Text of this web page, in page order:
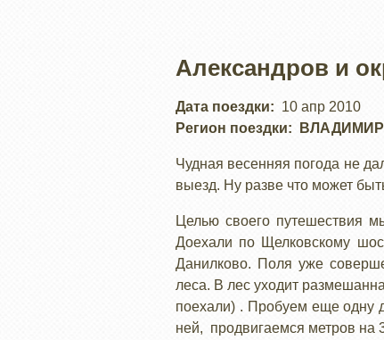
Александров и
Дата поездки
10 апр 2010
Регион поездки
Чудная весенняя погода не
выезд. Ну разве что может
Целью своего путешествия
Доехали по Щелковскому
Данилково. Поля уже
леса. В лес уходит
поехали) . Пробуем еще одну
ней, продвигаемся метров на